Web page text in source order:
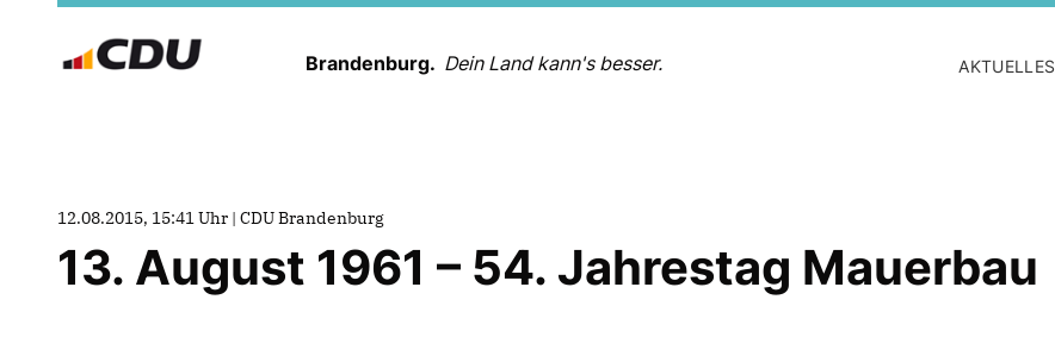
Brandenburg. Dein Land kann's besser. AKTUELLES
12.08.2015, 15:41 Uhr | CDU Brandenburg
13. August 1961 – 54. Jahrestag Mauerbau